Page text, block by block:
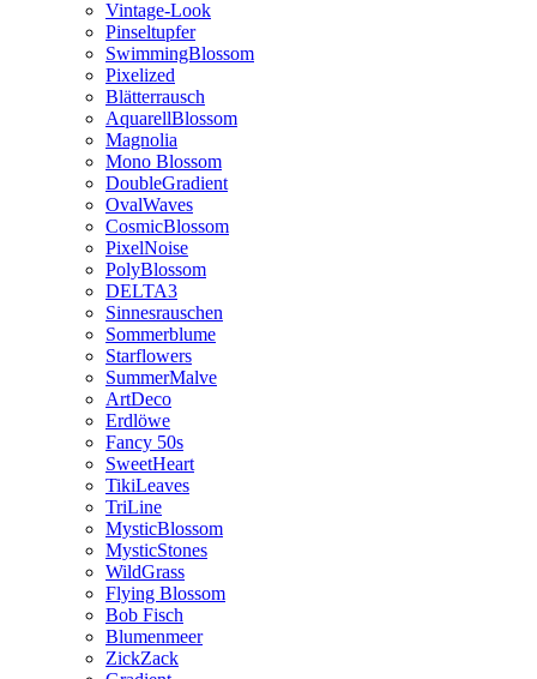
Vintage-Look
Pinseltupfer
SwimmingBlossom
Pixelized
Blätterrausch
AquarellBlossom
Magnolia
Mono Blossom
DoubleGradient
OvalWaves
CosmicBlossom
PixelNoise
PolyBlossom
DELTA3
Sinnesrauschen
Sommerblume
Starflowers
SummerMalve
ArtDeco
Erdlöwe
Fancy 50s
SweetHeart
TikiLeaves
TriLine
MysticBlossom
MysticStones
WildGrass
Flying Blossom
Bob Fisch
Blumenmeer
ZickZack